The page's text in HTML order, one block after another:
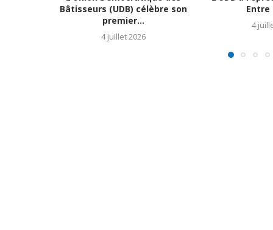
Bâtisseurs (UDB) célèbre son
premier...
4 juillet 2026
Entre
4